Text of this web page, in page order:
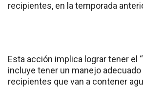
recipientes, en la temporada
Esta acción implica lograr tener el
incluye tener un manejo adecuado
recipientes que van a contener